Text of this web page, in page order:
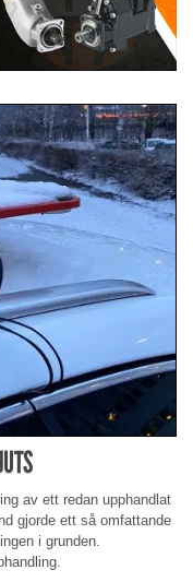
av ett redan upphandlat
gjorde ett så omfattande
i grunden.